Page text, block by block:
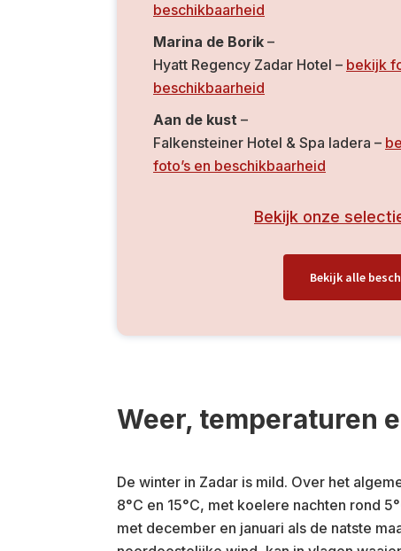
beschikbaarheid
Marina de Borik –
Hyatt Regency Zadar Hotel – bekijk
beschikbaarheid
Aan de kust –
Falkensteiner Hotel & Spa Iadera –
foto’s en beschikbaarheid
Bekijk onze
Bekijk alle
Weer, temperaturen
De winter in Zadar is mild. Over het
8°C en 15°C, met koelere nachten rond
met december en januari als de natste